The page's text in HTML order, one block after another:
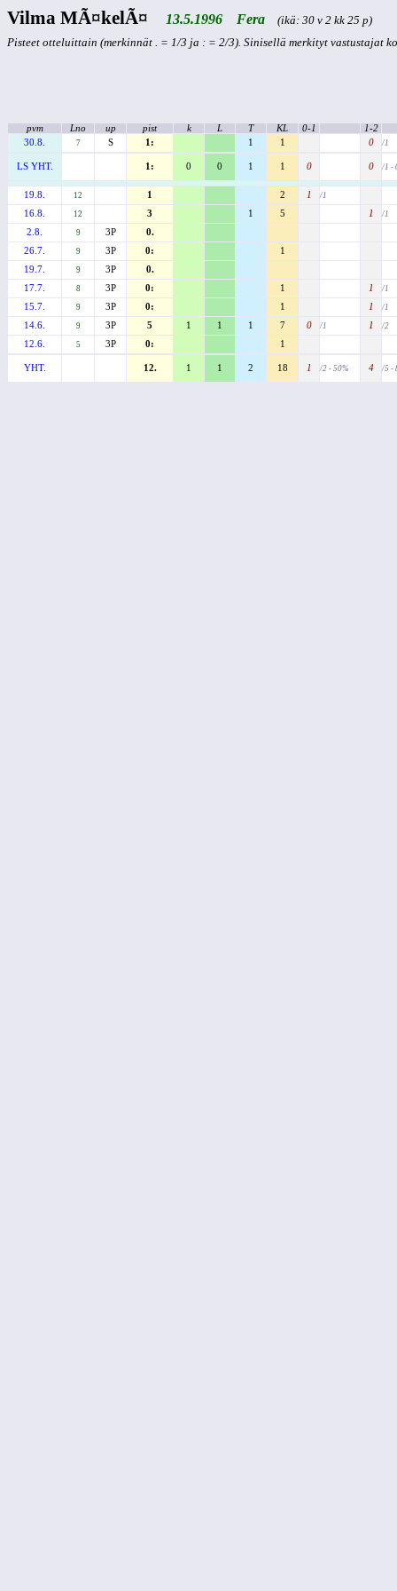
Vilma MÃ¤kelÃ¤ 13.5.1996 Fera
(ikä: 30 v 2 kk 25 p)
Pisteet otteluittain (merkinnät . = 1/3 ja : = 2/3). Sinisellä merkityt vastustajat
pvm Lno up pist k L T KL 0-1
1-2
30.8.
7 S 1: 1 1 0 /1
LS YHT. 1: 0 0 1 1 0 0 /1 -
19.8. 12 1 2 1 /1
16.8. 12 3 1 5 1 /1
2.8. 9 3P
0.
26.7.
9 3P 0:
1
19.7.
9 3P
0.
17.7.
8 3P 0: 1 1 /1
15.7. 9 3P 0: 1 1 /1
14.6. 9 3P 5 1 1 1 7 0 /1 1 /2
12.6. 5 3P 0: 1
YHT. 12. 1 1 2 18 1 /2 - 50% 4 /5 -